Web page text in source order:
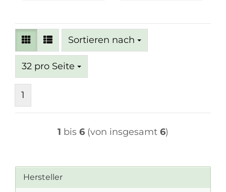
Sortieren nach
Sortieren nach
32 pro Seite
pro Seite
1
1 bis 6 (von insgesamt 6)
Hersteller